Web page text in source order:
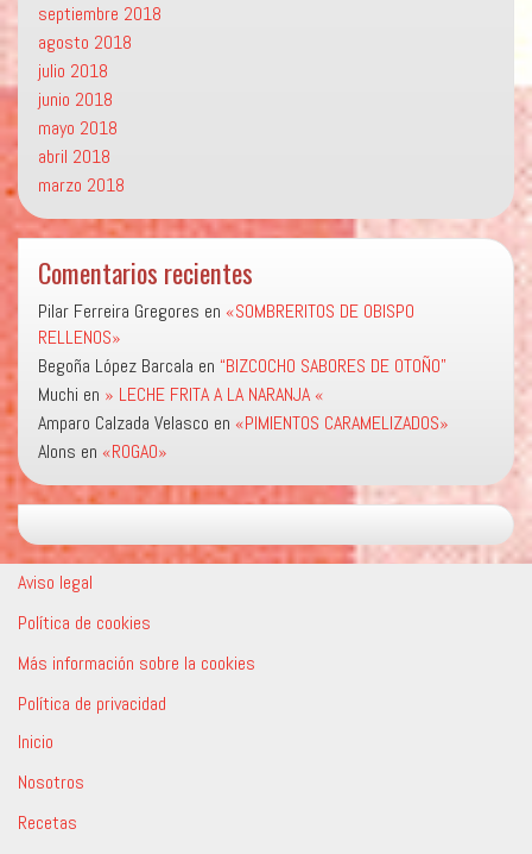
septiembre 2018
agosto 2018
julio 2018
junio 2018
mayo 2018
abril 2018
marzo 2018
Comentarios recientes
Pilar Ferreira Gregores en «SOMBRERITOS DE OBISPO
RELLENOS»
Begoña López Barcala en “BIZCOCHO SABORES DE OTOÑO”
Muchi en » LECHE FRITA A LA NARANJA «
Amparo Calzada Velasco en «PIMIENTOS CARAMELIZADOS»
Alons en «ROGAO»
Aviso legal
Política de cookies
Más información sobre la cookies
Política de privacidad
Inicio
Nosotros
Recetas